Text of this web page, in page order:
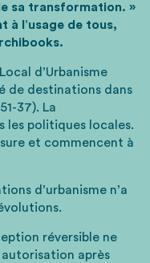
sa transformation. »
à l’usage de tous,
d’Urbanisme
de destinations dans
37). La
les politiques locales.
et commencent à
d’urbanisme n’a
réversible ne
après